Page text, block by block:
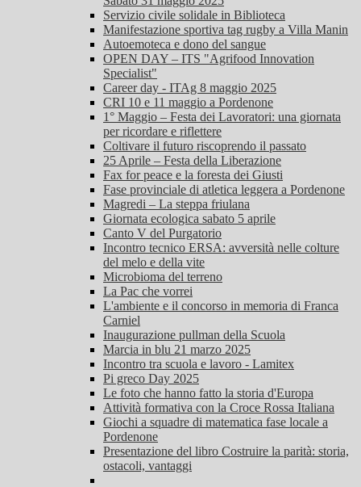
Servizio civile solidale in Biblioteca
Manifestazione sportiva tag rugby a Villa Manin
Autoemoteca e dono del sangue
OPEN DAY – ITS "Agrifood Innovation
Specialist"
Career day - ITAg 8 maggio 2025
CRI 10 e 11 maggio a Pordenone
1° Maggio – Festa dei Lavoratori: una giornata
per ricordare e riflettere
Coltivare il futuro riscoprendo il passato
25 Aprile – Festa della Liberazione
Fax for peace e la foresta dei Giusti
Fase provinciale di atletica leggera a Pordenone
Magredi – La steppa friulana
Giornata ecologica sabato 5 aprile
Canto V del Purgatorio
Incontro tecnico ERSA: avversità nelle colture
del melo e della vite
Microbioma del terreno
La Pac che vorrei
L'ambiente e il concorso in memoria di Franca
Carniel
Inaugurazione pullman della Scuola
Marcia in blu 21 marzo 2025
Incontro tra scuola e lavoro - Lamitex
Pi greco Day 2025
Le foto che hanno fatto la storia d'Europa
Attività formativa con la Croce Rossa Italiana
Giochi a squadre di matematica fase locale a
Pordenone
Presentazione del libro Costruire la parità: storia,
ostacoli, vantaggi